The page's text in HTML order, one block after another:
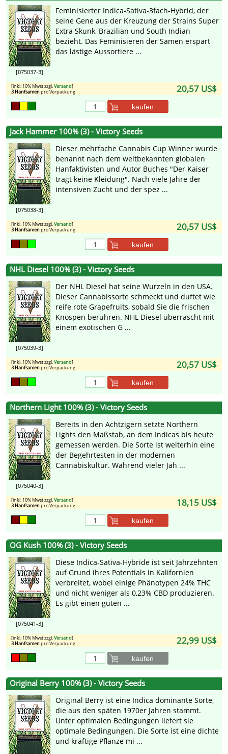
[075037-3]
Feminisierter Indica-Sativa-3fach-Hybrid, der
seine Gene aus der Kreuzung der Strains Super
Extra Skunk, Brazilian und South Indian
bezieht. Das Feminisieren der Samen erspart
das lästige Aussortiere ...
20,57 US$
[inkl. 10% Mwst zzgl.Versand]
3 Hanfsamenpro Verpackung
kaufen
Jack Hammer 100% (3) - Victory Seeds
[075038-3]
Dieser mehrfache Cannabis Cup Winner wurde
benannt nach dem weltbekannten globalen
Hanfaktivisten und Autor Buches "Der Kaiser
trägt keine Kleidung". Nach viele Jahre der
intensiven Zucht und der spez ...
20,57 US$
[inkl. 10% Mwst zzgl.Versand]
3 Hanfsamenpro Verpackung
kaufen
NHL Diesel 100% (3) - Victory Seeds
[075039-3]
Der NHL Diesel hat seine Wurzeln in den USA.
Dieser Cannabissorte schmeckt und duftet wie
reife rote Grapefruits, sobald Sie die frischen
Knospen berühren. NHL Diesel überrascht mit
einem exotischen G ...
20,57 US$
[inkl. 10% Mwst zzgl.Versand]
3 Hanfsamenpro Verpackung
kaufen
Northern Light 100% (3) - Victory Seeds
[075040-3]
Bereits in den Achtzigern setzte Northern
Lights den Maßstab, an dem Indicas bis heute
gemessen werden. Die Sorte ist weiterhin eine
der Begehrtesten in der modernen
Cannabiskultur. Während vieler Jah ...
18,15 US$
[inkl. 10% Mwst zzgl.Versand]
3 Hanfsamenpro Verpackung
kaufen
OG Kush 100% (3) - Victory Seeds
[075041-3]
Diese Indica-Sativa-Hybride ist seit Jahrzehnten
auf Grund ihres Potentials in Kalifornien
verbreitet, wobei einige Phänotypen 24% THC
und nicht weniger als 0,23% CBD produzieren.
Es gibt einen guten ...
22,99 US$
[inkl. 10% Mwst zzgl.Versand]
3 Hanfsamenpro Verpackung
kaufen
Original Berry 100% (3) - Victory Seeds
Original Berry ist eine Indica dominante Sorte,
die aus den späten 1970er Jahren stammt.
Unter optimalen Bedingungen liefert sie
optimale Bedingungen. Die Sorte ist eine dichte
und kräftige Pflanze mi ...